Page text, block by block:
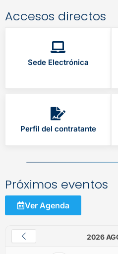
Accesos directos
Sede Electrónica
Perfil del contratante
Próximos eventos
Ver Agenda
2026